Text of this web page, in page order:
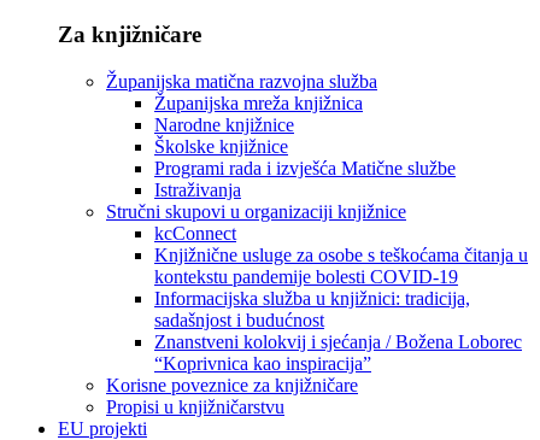
Za knjižničare
Županijska matična razvojna služba
Županijska mreža knjižnica
Narodne knjižnice
Školske knjižnice
Programi rada i izvješća Matične službe
Istraživanja
Stručni skupovi u organizaciji knjižnice
kcConnect
Knjižnične usluge za osobe s teškoćama čitanja u
kontekstu pandemije bolesti COVID-19
Informacijska služba u knjižnici: tradicija,
sadašnjost i budućnost
Znanstveni kolokvij i sjećanja / Božena Loborec
“Koprivnica kao inspiracija”
Korisne poveznice za knjižničare
Propisi u knjižničarstvu
EU projekti